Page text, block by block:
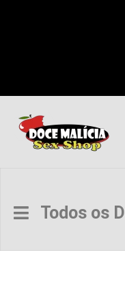
Todos os